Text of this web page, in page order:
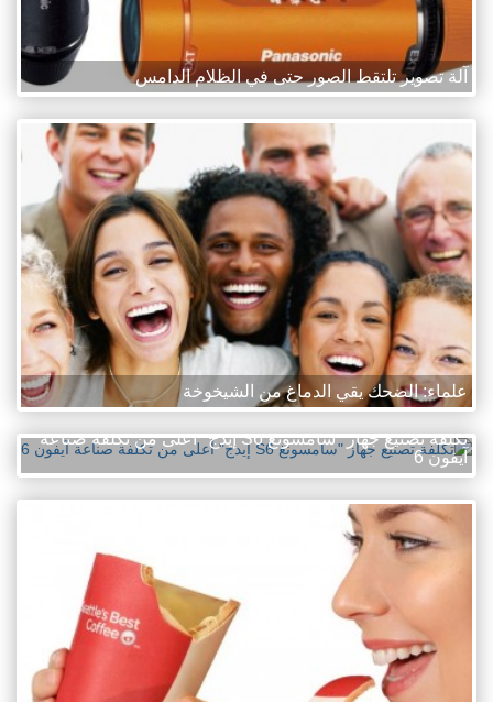
آلة تصوير تلتقط الصور حتى في الظلام الدامس
علماء: الضحك يقي الدماغ من الشيخوخة
تكلفة تصنيع جهاز "سامسونغ S6 إيدج" أعلى من تكلفة صناعة
آيفون 6